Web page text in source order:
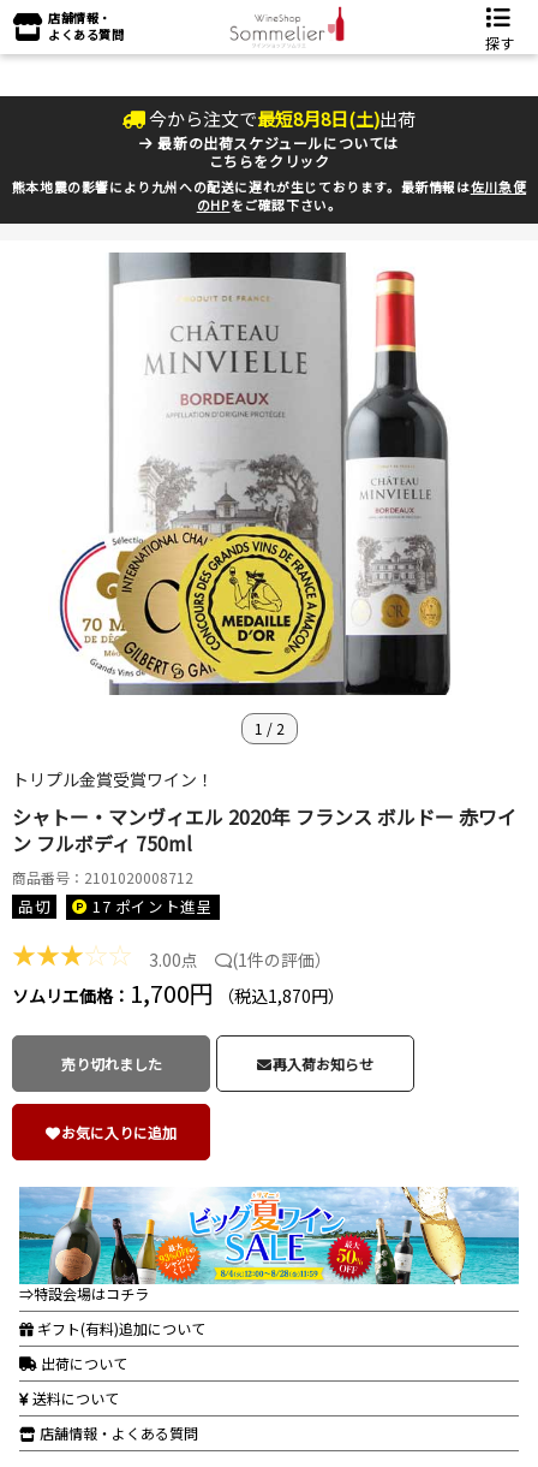
店舗情報・
よくある質問
探す
今から注文で最短8月8日(土)出荷
最新の出荷スケジュールについては
こちらをクリック
熊本地震の影響により九州への配送に遅れが生じております。最新情報は佐川急便
のHPをご確認下さい。
1 / 2
トリプル金賞受賞ワイン！
シャトー・マンヴィエル 2020年 フランス ボルドー 赤ワイ
ン フルボディ 750ml
商品番号：2101020008712
品切 17 ポイント進呈
★★★☆☆ 3.00点 (1件の評価）
ソムリエ価格： 1,700円 （税込1,870円）
売り切れました 再入荷お知らせ
お気に入りに追加
⇒特設会場はコチラ
ギフト(有料)追加について
出荷について
送料について
店舗情報・よくある質問